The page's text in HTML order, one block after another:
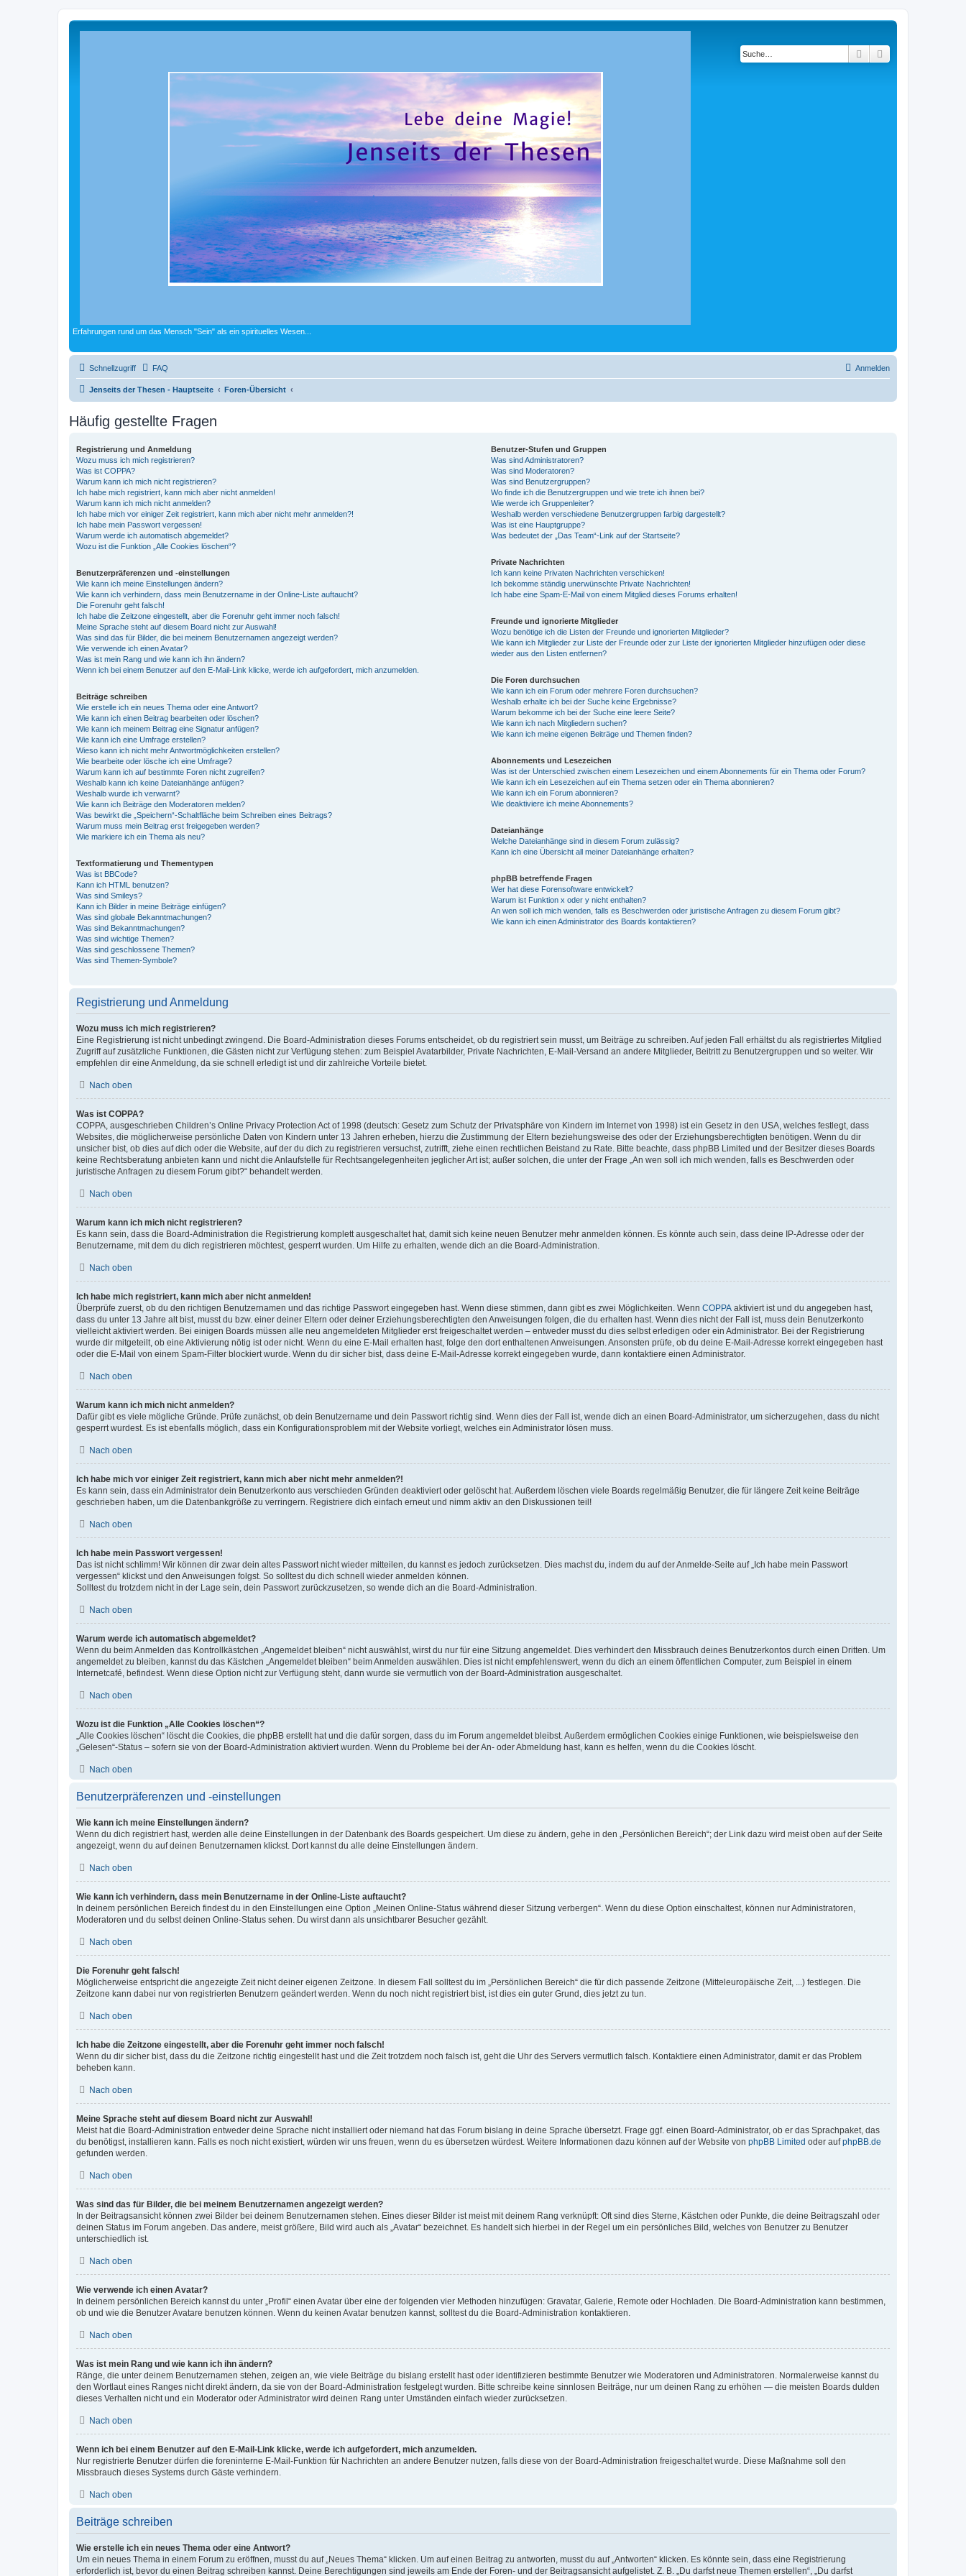
Erfahrungen rund um das Mensch "Sein" als ein spirituelles Wesen...
Suche
Schnellzugriff FAQ Anmelden
Jenseits der Thesen - Hauptseite Foren-Übersicht
Häufig gestellte Fragen
Registrierung und Anmeldung
Wozu muss ich mich registrieren?
Was ist COPPA?
Warum kann ich mich nicht registrieren?
Ich habe mich registriert, kann mich aber nicht anmelden!
Warum kann ich mich nicht anmelden?
Ich habe mich vor einiger Zeit registriert, kann mich aber nicht mehr anmelden?!
Ich habe mein Passwort vergessen!
Warum werde ich automatisch abgemeldet?
Wozu ist die Funktion „Alle Cookies löschen“?
Benutzerpräferenzen und -einstellungen
Wie kann ich meine Einstellungen ändern?
Wie kann ich verhindern, dass mein Benutzername in der Online-Liste auftaucht?
Die Forenuhr geht falsch!
Ich habe die Zeitzone eingestellt, aber die Forenuhr geht immer noch falsch!
Meine Sprache steht auf diesem Board nicht zur Auswahl!
Was sind das für Bilder, die bei meinem Benutzernamen angezeigt werden?
Wie verwende ich einen Avatar?
Was ist mein Rang und wie kann ich ihn ändern?
Wenn ich bei einem Benutzer auf den E-Mail-Link klicke, werde ich aufgefordert, mich anzumelden.
Beiträge schreiben
Wie erstelle ich ein neues Thema oder eine Antwort?
Wie kann ich einen Beitrag bearbeiten oder löschen?
Wie kann ich meinem Beitrag eine Signatur anfügen?
Wie kann ich eine Umfrage erstellen?
Wieso kann ich nicht mehr Antwortmöglichkeiten erstellen?
Wie bearbeite oder lösche ich eine Umfrage?
Warum kann ich auf bestimmte Foren nicht zugreifen?
Weshalb kann ich keine Dateianhänge anfügen?
Weshalb wurde ich verwarnt?
Wie kann ich Beiträge den Moderatoren melden?
Was bewirkt die „Speichern“-Schaltfläche beim Schreiben eines Beitrags?
Warum muss mein Beitrag erst freigegeben werden?
Wie markiere ich ein Thema als neu?
Textformatierung und Thementypen
Was ist BBCode?
Kann ich HTML benutzen?
Was sind Smileys?
Kann ich Bilder in meine Beiträge einfügen?
Was sind globale Bekanntmachungen?
Was sind Bekanntmachungen?
Was sind wichtige Themen?
Was sind geschlossene Themen?
Was sind Themen-Symbole?
Benutzer-Stufen und Gruppen
Was sind Administratoren?
Was sind Moderatoren?
Was sind Benutzergruppen?
Wo finde ich die Benutzergruppen und wie trete ich ihnen bei?
Wie werde ich Gruppenleiter?
Weshalb werden verschiedene Benutzergruppen farbig dargestellt?
Was ist eine Hauptgruppe?
Was bedeutet der „Das Team“-Link auf der Startseite?
Private Nachrichten
Ich kann keine Privaten Nachrichten verschicken!
Ich bekomme ständig unerwünschte Private Nachrichten!
Ich habe eine Spam-E-Mail von einem Mitglied dieses Forums erhalten!
Freunde und ignorierte Mitglieder
Wozu benötige ich die Listen der Freunde und ignorierten Mitglieder?
Wie kann ich Mitglieder zur Liste der Freunde oder zur Liste der ignorierten Mitglieder hinzufügen oder diese
wieder aus den Listen entfernen?
Die Foren durchsuchen
Wie kann ich ein Forum oder mehrere Foren durchsuchen?
Weshalb erhalte ich bei der Suche keine Ergebnisse?
Warum bekomme ich bei der Suche eine leere Seite?
Wie kann ich nach Mitgliedern suchen?
Wie kann ich meine eigenen Beiträge und Themen finden?
Abonnements und Lesezeichen
Was ist der Unterschied zwischen einem Lesezeichen und einem Abonnements für ein Thema oder Forum?
Wie kann ich ein Lesezeichen auf ein Thema setzen oder ein Thema abonnieren?
Wie kann ich ein Forum abonnieren?
Wie deaktiviere ich meine Abonnements?
Dateianhänge
Welche Dateianhänge sind in diesem Forum zulässig?
Kann ich eine Übersicht all meiner Dateianhänge erhalten?
phpBB betreffende Fragen
Wer hat diese Forensoftware entwickelt?
Warum ist Funktion x oder y nicht enthalten?
An wen soll ich mich wenden, falls es Beschwerden oder juristische Anfragen zu diesem Forum gibt?
Wie kann ich einen Administrator des Boards kontaktieren?
Registrierung und Anmeldung
Wozu muss ich mich registrieren?
Eine Registrierung ist nicht unbedingt zwingend. Die Board-Administration dieses Forums entscheidet, ob du registriert sein musst, um Beiträge zu schreiben. Auf jeden Fall erhältst du als registriertes Mitglied
Zugriff auf zusätzliche Funktionen, die Gästen nicht zur Verfügung stehen: zum Beispiel Avatarbilder, Private Nachrichten, E-Mail-Versand an andere Mitglieder, Beitritt zu Benutzergruppen und so weiter. Wir
empfehlen dir eine Anmeldung, da sie schnell erledigt ist und dir zahlreiche Vorteile bietet.
Nach oben
Was ist COPPA?
COPPA, ausgeschrieben Children’s Online Privacy Protection Act of 1998 (deutsch: Gesetz zum Schutz der Privatsphäre von Kindern im Internet von 1998) ist ein Gesetz in den USA, welches festlegt, dass
Websites, die möglicherweise persönliche Daten von Kindern unter 13 Jahren erheben, hierzu die Zustimmung der Eltern beziehungsweise des oder der Erziehungsberechtigten benötigen. Wenn du dir
unsicher bist, ob dies auf dich oder die Website, auf der du dich zu registrieren versuchst, zutrifft, ziehe einen rechtlichen Beistand zu Rate. Bitte beachte, dass phpBB Limited und der Besitzer dieses Boards
keine Rechtsberatung anbieten kann und nicht die Anlaufstelle für Rechtsangelegenheiten jeglicher Art ist; außer solchen, die unter der Frage „An wen soll ich mich wenden, falls es Beschwerden oder
juristische Anfragen zu diesem Forum gibt?“ behandelt werden.
Nach oben
Warum kann ich mich nicht registrieren?
Es kann sein, dass die Board-Administration die Registrierung komplett ausgeschaltet hat, damit sich keine neuen Benutzer mehr anmelden können. Es könnte auch sein, dass deine IP-Adresse oder der
Benutzername, mit dem du dich registrieren möchtest, gesperrt wurden. Um Hilfe zu erhalten, wende dich an die Board-Administration.
Nach oben
Ich habe mich registriert, kann mich aber nicht anmelden!
Überprüfe zuerst, ob du den richtigen Benutzernamen und das richtige Passwort eingegeben hast. Wenn diese stimmen, dann gibt es zwei Möglichkeiten. Wenn COPPA aktiviert ist und du angegeben hast,
dass du unter 13 Jahre alt bist, musst du bzw. einer deiner Eltern oder deiner Erziehungsberechtigten den Anweisungen folgen, die du erhalten hast. Wenn dies nicht der Fall ist, muss dein Benutzerkonto
vielleicht aktiviert werden. Bei einigen Boards müssen alle neu angemeldeten Mitglieder erst freigeschaltet werden – entweder musst du dies selbst erledigen oder ein Administrator. Bei der Registrierung
wurde dir mitgeteilt, ob eine Aktivierung nötig ist oder nicht. Wenn du eine E-Mail erhalten hast, folge den dort enthaltenen Anweisungen. Ansonsten prüfe, ob du deine E-Mail-Adresse korrekt eingegeben hast
oder die E-Mail von einem Spam-Filter blockiert wurde. Wenn du dir sicher bist, dass deine E-Mail-Adresse korrekt eingegeben wurde, dann kontaktiere einen Administrator.
Nach oben
Warum kann ich mich nicht anmelden?
Dafür gibt es viele mögliche Gründe. Prüfe zunächst, ob dein Benutzername und dein Passwort richtig sind. Wenn dies der Fall ist, wende dich an einen Board-Administrator, um sicherzugehen, dass du nicht
gesperrt wurdest. Es ist ebenfalls möglich, dass ein Konfigurationsproblem mit der Website vorliegt, welches ein Administrator lösen muss.
Nach oben
Ich habe mich vor einiger Zeit registriert, kann mich aber nicht mehr anmelden?!
Es kann sein, dass ein Administrator dein Benutzerkonto aus verschieden Gründen deaktiviert oder gelöscht hat. Außerdem löschen viele Boards regelmäßig Benutzer, die für längere Zeit keine Beiträge
geschrieben haben, um die Datenbankgröße zu verringern. Registriere dich einfach erneut und nimm aktiv an den Diskussionen teil!
Nach oben
Ich habe mein Passwort vergessen!
Das ist nicht schlimm! Wir können dir zwar dein altes Passwort nicht wieder mitteilen, du kannst es jedoch zurücksetzen. Dies machst du, indem du auf der Anmelde-Seite auf „Ich habe mein Passwort
vergessen“ klickst und den Anweisungen folgst. So solltest du dich schnell wieder anmelden können.
Solltest du trotzdem nicht in der Lage sein, dein Passwort zurückzusetzen, so wende dich an die Board-Administration.
Nach oben
Warum werde ich automatisch abgemeldet?
Wenn du beim Anmelden das Kontrollkästchen „Angemeldet bleiben“ nicht auswählst, wirst du nur für eine Sitzung angemeldet. Dies verhindert den Missbrauch deines Benutzerkontos durch einen Dritten. Um
angemeldet zu bleiben, kannst du das Kästchen „Angemeldet bleiben“ beim Anmelden auswählen. Dies ist nicht empfehlenswert, wenn du dich an einem öffentlichen Computer, zum Beispiel in einem
Internetcafé, befindest. Wenn diese Option nicht zur Verfügung steht, dann wurde sie vermutlich von der Board-Administration ausgeschaltet.
Nach oben
Wozu ist die Funktion „Alle Cookies löschen“?
„Alle Cookies löschen“ löscht die Cookies, die phpBB erstellt hat und die dafür sorgen, dass du im Forum angemeldet bleibst. Außerdem ermöglichen Cookies einige Funktionen, wie beispielsweise den
„Gelesen“-Status – sofern sie von der Board-Administration aktiviert wurden. Wenn du Probleme bei der An- oder Abmeldung hast, kann es helfen, wenn du die Cookies löscht.
Nach oben
Benutzerpräferenzen und -einstellungen
Wie kann ich meine Einstellungen ändern?
Wenn du dich registriert hast, werden alle deine Einstellungen in der Datenbank des Boards gespeichert. Um diese zu ändern, gehe in den „Persönlichen Bereich“; der Link dazu wird meist oben auf der Seite
angezeigt, wenn du auf deinen Benutzernamen klickst. Dort kannst du alle deine Einstellungen ändern.
Nach oben
Wie kann ich verhindern, dass mein Benutzername in der Online-Liste auftaucht?
In deinem persönlichen Bereich findest du in den Einstellungen eine Option „Meinen Online-Status während dieser Sitzung verbergen“. Wenn du diese Option einschaltest, können nur Administratoren,
Moderatoren und du selbst deinen Online-Status sehen. Du wirst dann als unsichtbarer Besucher gezählt.
Nach oben
Die Forenuhr geht falsch!
Möglicherweise entspricht die angezeigte Zeit nicht deiner eigenen Zeitzone. In diesem Fall solltest du im „Persönlichen Bereich“ die für dich passende Zeitzone (Mitteleuropäische Zeit, ...) festlegen. Die
Zeitzone kann dabei nur von registrierten Benutzern geändert werden. Wenn du noch nicht registriert bist, ist dies ein guter Grund, dies jetzt zu tun.
Nach oben
Ich habe die Zeitzone eingestellt, aber die Forenuhr geht immer noch falsch!
Wenn du dir sicher bist, dass du die Zeitzone richtig eingestellt hast und die Zeit trotzdem noch falsch ist, geht die Uhr des Servers vermutlich falsch. Kontaktiere einen Administrator, damit er das Problem
beheben kann.
Nach oben
Meine Sprache steht auf diesem Board nicht zur Auswahl!
Meist hat die Board-Administration entweder deine Sprache nicht installiert oder niemand hat das Forum bislang in deine Sprache übersetzt. Frage ggf. einen Board-Administrator, ob er das Sprachpaket, das
du benötigst, installieren kann. Falls es noch nicht existiert, würden wir uns freuen, wenn du es übersetzen würdest. Weitere Informationen dazu können auf der Website von phpBB Limited oder aufphpBB.de
gefunden werden.
Nach oben
Was sind das für Bilder, die bei meinem Benutzernamen angezeigt werden?
In der Beitragsansicht können zwei Bilder bei deinem Benutzernamen stehen. Eines dieser Bilder ist meist mit deinem Rang verknüpft: Oft sind dies Sterne, Kästchen oder Punkte, die deine Beitragszahl oder
deinen Status im Forum angeben. Das andere, meist größere, Bild wird auch als „Avatar“ bezeichnet. Es handelt sich hierbei in der Regel um ein persönliches Bild, welches von Benutzer zu Benutzer
unterschiedlich ist.
Nach oben
Wie verwende ich einen Avatar?
In deinem persönlichen Bereich kannst du unter „Profil“ einen Avatar über eine der folgenden vier Methoden hinzufügen: Gravatar, Galerie, Remote oder Hochladen. Die Board-Administration kann bestimmen,
ob und wie die Benutzer Avatare benutzen können. Wenn du keinen Avatar benutzen kannst, solltest du die Board-Administration kontaktieren.
Nach oben
Was ist mein Rang und wie kann ich ihn ändern?
Ränge, die unter deinem Benutzernamen stehen, zeigen an, wie viele Beiträge du bislang erstellt hast oder identifizieren bestimmte Benutzer wie Moderatoren und Administratoren. Normalerweise kannst du
den Wortlaut eines Ranges nicht direkt ändern, da sie von der Board-Administration festgelegt wurden. Bitte schreibe keine sinnlosen Beiträge, nur um deinen Rang zu erhöhen — die meisten Boards dulden
dieses Verhalten nicht und ein Moderator oder Administrator wird deinen Rang unter Umständen einfach wieder zurücksetzen.
Nach oben
Wenn ich bei einem Benutzer auf den E-Mail-Link klicke, werde ich aufgefordert, mich anzumelden.
Nur registrierte Benutzer dürfen die foreninterne E-Mail-Funktion für Nachrichten an andere Benutzer nutzen, falls diese von der Board-Administration freigeschaltet wurde. Diese Maßnahme soll den
Missbrauch dieses Systems durch Gäste verhindern.
Nach oben
Beiträge schreiben
Wie erstelle ich ein neues Thema oder eine Antwort?
Um ein neues Thema in einem Forum zu eröffnen, musst du auf „Neues Thema“ klicken. Um auf einen Beitrag zu antworten, musst du auf „Antworten“ klicken. Es könnte sein, dass eine Registrierung
erforderlich ist, bevor du einen Beitrag schreiben kannst. Deine Berechtigungen sind jeweils am Ende der Foren- und der Beitragsansicht aufgelistet. Z. B. „Du darfst neue Themen erstellen“, „Du darfst